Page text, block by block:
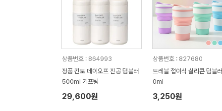
상품번호 : 864993
정품 킨토 데이오프 진공 텀블러
500ml 기프팅
29,600원
상품번호 : 827680
트레블 접이식 실리콘 텀블
0ml
3,250원